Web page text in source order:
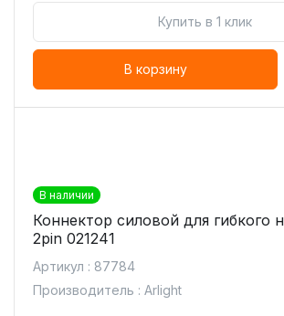
Купить в 1 клик
В корзину
В наличии
Коннектор силовой для гибкого
2pin 021241
Артикул : 87784
Производитель : Arlight